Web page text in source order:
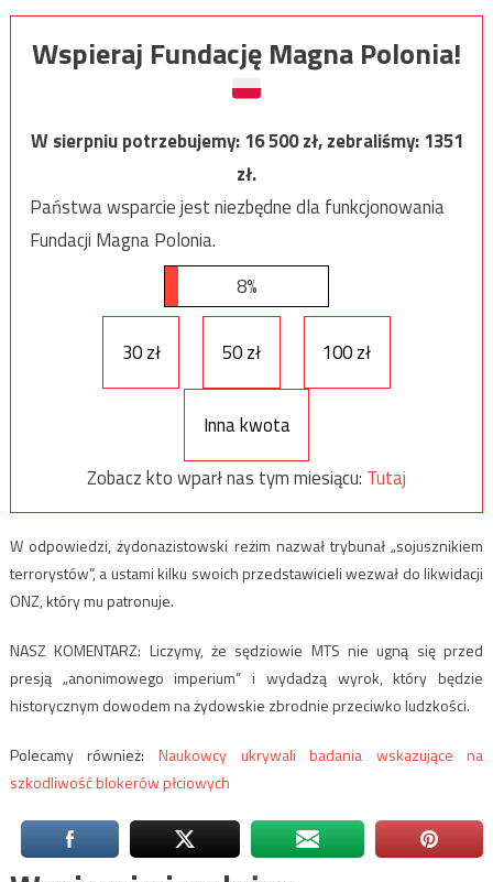
Wspieraj Fundację Magna Polonia!
W sierpniu potrzebujemy:16 500zł, zebraliśmy:1351
zł.
Państwa wsparcie jest niezbędne dla funkcjonowania
Fundacji Magna Polonia.
8%
30 zł 50 zł 100 zł
Inna kwota
Zobacz kto wparł nas tym miesiącu: Tutaj
W odpowiedzi, żydonazistowski reżim nazwał trybunał „sojusznikiem
terrorystów”, a ustami kilku swoich przedstawicieli wezwał do likwidacji
ONZ, który mu patronuje.
NASZ KOMENTARZ: Liczymy, że sędziowie MTS nie ugną się przed
presją „anonimowego imperium” i wydadzą wyrok, który będzie
historycznym dowodem na żydowskie zbrodnie przeciwko ludzkości.
Polecamy również: Naukowcy ukrywali badania wskazujące na
szkodliwość blokerów płciowych